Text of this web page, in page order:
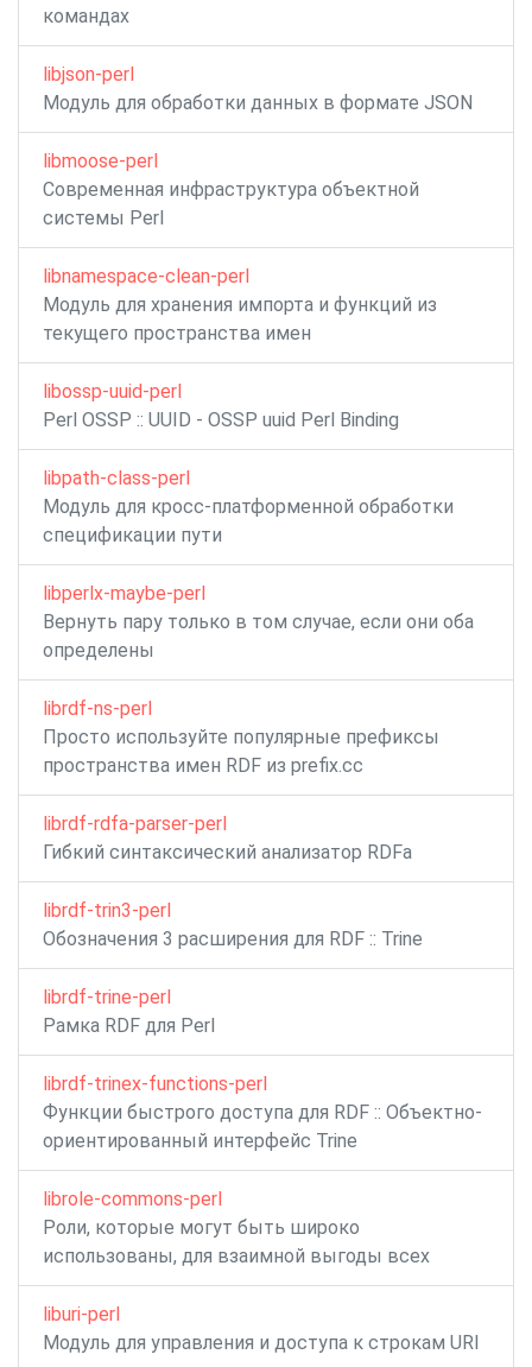
командах
libjson-perl
Модуль для обработки данных в формате JSON
libmoose-perl
Современная инфраструктура объектной
системы Perl
libnamespace-clean-perl
Модуль для хранения импорта и функций из
текущего пространства имен
libossp-uuid-perl
Perl OSSP :: UUID - OSSP uuid Perl Binding
libpath-class-perl
Модуль для кросс-платформенной обработки
спецификации пути
libperlx-maybe-perl
Вернуть пару только в том случае, если они оба
определены
librdf-ns-perl
Просто используйте популярные префиксы
пространства имен RDF из prefix.cc
librdf-rdfa-parser-perl
Гибкий синтаксический анализатор RDFa
librdf-trin3-perl
Обозначения 3 расширения для RDF :: Trine
librdf-trine-perl
Рамка RDF для Perl
librdf-trinex-functions-perl
Функции быстрого доступа для RDF :: Объектно-
ориентированный интерфейс Trine
librole-commons-perl
Роли, которые могут быть широко
использованы, для взаимной выгоды всех
liburi-perl
Модуль для управления и доступа к строкам URI